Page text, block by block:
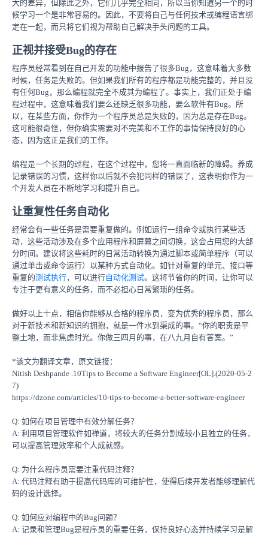
大的差异，但除此之外，它们几乎完全相同，所以当你知道另一个的时
候学习一个是非常容易的。因此，不要将自己与任何技术或编程语言绑
定在一起，而只将它们视为帮助自己解决手头问题的工具。
正视并接受Bug的存在
程序员经常看到在自己开发的功能中报告了很多Bug，这意味着大多数
时候，任务是失败的。但如果我们所有的程序都是功能完整的，并且没
有任何Bug，那么编程就完全不成其为编程了。事实上，我们正处于编
程过程中，这意味着我们要么还缺乏很多功能，要么软件有Bug。所
以，在某些方面，你作为一个程序员总是失败的，因为总是存在Bug。
这可能很奇怪，但你确实需要对不完美和不工作的事情保持良好的心
态，因为这正是我们的工作。
编程是一个长期的过程，在这个过程中，您将一直面临新的障碍。养成
记录错误的习惯，这样你以后就不会犯同样的错误了，这表明你作为一
个开发人员在不断地学习和提升自己。
让重复性任务自动化
经常会有一些任务是需要重复做的。例如运行一组命令或执行某些活
动，这些活动涉及在多个应用程序和屏幕之间切换，这会占用您的大部
分时间。建议将这些耗时的日常活动转换为通过脚本或简单程序（可以
通过单击或命令运行）以某种方式自动化。如针对重复的单元、接口等
重复的测试执行，可以进行自动化测试。这将节省你的时间，让你可以
专注于更有意义的任务，而不必担心日常繁琐的任务。
做好以上十点，相信你能够从合格的程序员，变为优秀的程序员，那么
对于新技术和新知识的拥抱，就是一件水到渠成的事。“你的职责是平
整土地，而非焦虑时光。你做三四月的事，在八九月自有答案。”
*该文为翻译文章，原文链接：
Nitish Deshpande .10Tips to Become a Software Engineer[OL].(2020-05-2
7)
https://dzone.com/articles/10-tips-to-become-a-better-software-engineer
Q: 如何在项目管理中有效分解任务？
A: 利用项目管理软件如禅道，将较大的任务分割成较小且独立的任务，
可以提高管理效率和个人成就感。
Q: 为什么程序员需要注重代码注释？
A: 代码注释有助于提高代码库的可维护性，使得后续开发者能够理解代
码的设计选择。
Q: 如何应对编程中的Bug问题？
A: 记录和管理Bug是程序员的重要任务，保持良好心态并持续学习是解